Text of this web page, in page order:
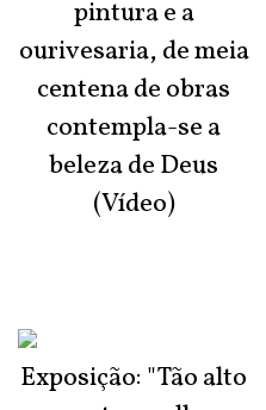
pintura e a
ourivesaria, de meia
centena de obras
contempla-se a
beleza de Deus
(Vídeo)
Exposição: "Tão alto